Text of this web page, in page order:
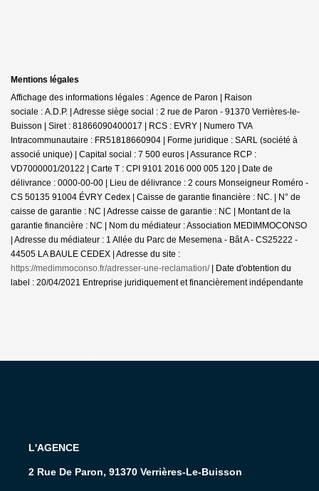
Mentions légales
Affichage des informations légales : Agence de Paron | Raison
sociale : A.D.P. | Adresse siège social : 2 rue de Paron - 91370 Verrières-le-
Buisson | Siret : 81866090400017 | RCS : EVRY | Numero TVA
Intracommunautaire : FR51818660904 | Forme juridique : SARL (société à
associé unique) | Capital social : 7 500 euros | Assurance RCP :
VD7000001/20122 | Carte T : CPI 9101 2016 000 005 120 | Date de
délivrance : 0000-00-00 | Lieu de délivrance : 2 cours Monseigneur Roméro -
CS 50135 91004 ÉVRY Cedex | Caisse de garantie financière : NC. | N° de
caisse de garantie : NC | Adresse caisse de garantie : NC | Montant de la
garantie financière : NC | Nom du médiateur : Association MEDIMMOCONSO
| Adresse du médiateur : 1 Allée du Parc de Mesemena - Bât A - CS25222 -
44505 LA BAULE CEDEX | Adresse du site :
https://medimmoconso.fr/adresser-une-reclamation/| Date d'obtention du
label : 20/04/2021 Entreprise juridiquement et financièrement indépendante
L'AGENCE
2 Rue De Paron, 91370 Verrières-Le-Buisson